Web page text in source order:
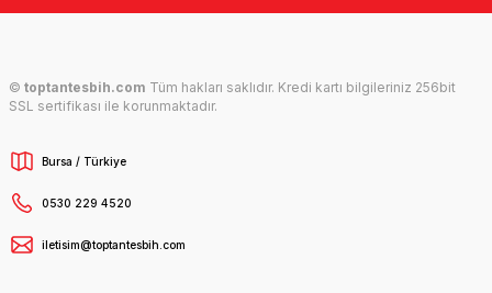
© toptantesbih.com Tüm hakları saklıdır. Kredi kartı bilgileriniz 256bit
SSL sertifikası ile korunmaktadır.
Bursa / Türkiye
0530 229 4520
iletisim@toptantesbih.com